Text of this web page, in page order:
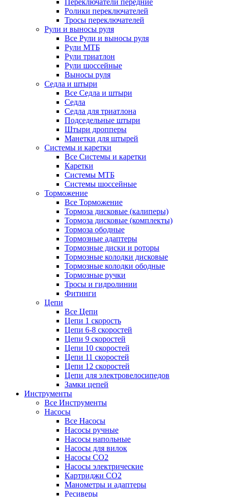
Переключатели передние
Ролики переключателей
Тросы переключателей
Рули и выносы руля
Все Рули и выносы руля
Рули МТБ
Рули триатлон
Рули шоссейные
Выносы руля
Седла и штыри
Все Седла и штыри
Седла
Седла для триатлона
Подседельные штыри
Штыри дропперы
Манетки для штырей
Системы и каретки
Все Системы и каретки
Каретки
Системы МТБ
Системы шоссейные
Торможение
Все Торможение
Тормоза дисковые (калиперы)
Тормоза дисковые (комплекты)
Тормоза ободные
Тормозные адаптеры
Тормозные диски и роторы
Тормозные колодки дисковые
Тормозные колодки ободные
Тормозные ручки
Тросы и гидролинии
Фитинги
Цепи
Все Цепи
Цепи 1 скорость
Цепи 6-8 скоростей
Цепи 9 скоростей
Цепи 10 скоростей
Цепи 11 скоростей
Цепи 12 скоростей
Цепи для электровелосипедов
Замки цепей
Инструменты
Все Инструменты
Насосы
Все Насосы
Насосы ручные
Насосы напольные
Насосы для вилок
Насосы CO2
Насосы электрические
Картриджи CO2
Манометры и адаптеры
Ресиверы